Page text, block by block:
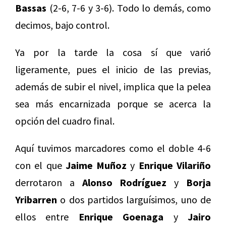
Bassas (2-6, 7-6 y 3-6). Todo lo demás, como
decimos, bajo control.
Ya por la tarde la cosa sí que varió
ligeramente, pues el inicio de las previas,
además de subir el nivel, implica que la pelea
sea más encarnizada porque se acerca la
opción del cuadro final.
Aquí tuvimos marcadores como el doble 4-6
con el que Jaime Muñoz y Enrique Vilariño
derrotaron a Alonso Rodríguez y Borja
Yribarren o dos partidos larguísimos, uno de
ellos entre Enrique Goenaga yJairo